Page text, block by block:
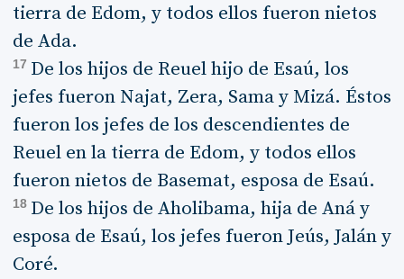
tierra de Edom, y todos ellos fueron nietos
de Ada.
17 De los hijos de Reuel hijo de Esaú, los
jefes fueron Najat, Zera, Sama y Mizá. Éstos
fueron los jefes de los descendientes de
Reuel en la tierra de Edom, y todos ellos
fueron nietos de Basemat, esposa de Esaú.
18 De los hijos de Aholibama, hija de Aná y
esposa de Esaú, los jefes fueron Jeús, Jalán y
Coré.